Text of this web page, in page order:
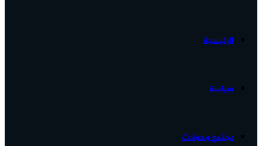
الرئيسية
سياسة
مجتمع وحوادث